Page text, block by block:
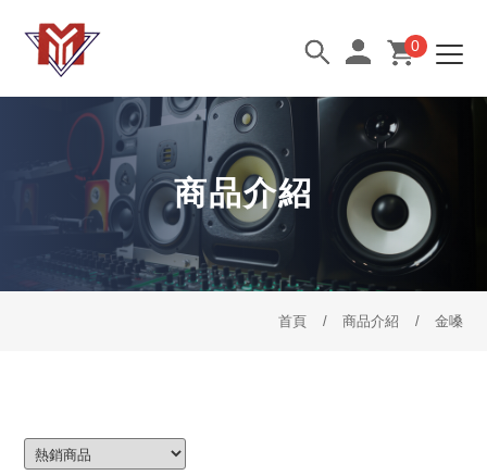
0
商品介紹
首頁 商品介紹 金嗓